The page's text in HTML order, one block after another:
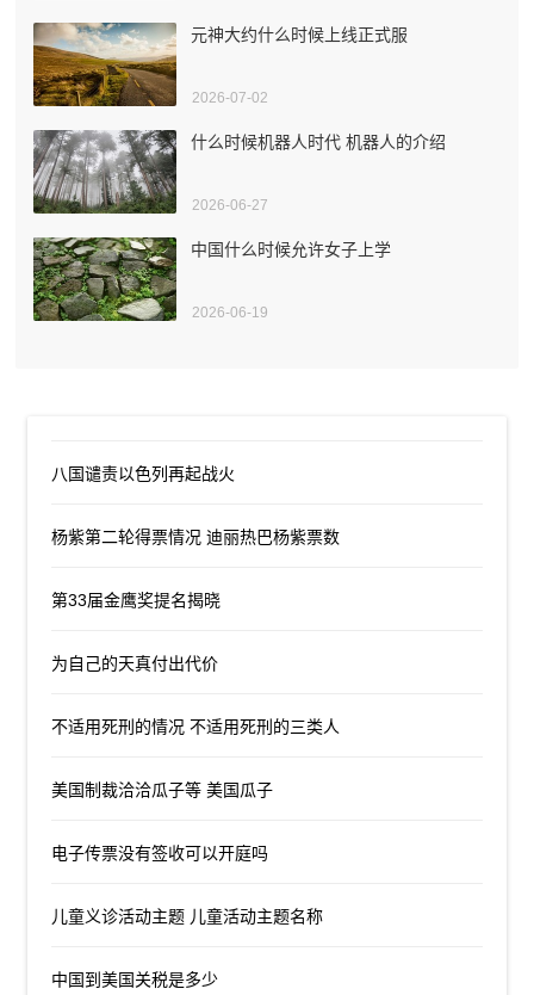
元神大约什么时候上线正式服
2026-07-02
什么时候机器人时代 机器人的介绍
2026-06-27
中国什么时候允许女子上学
2026-06-19
八国谴责以色列再起战火
杨紫第二轮得票情况 迪丽热巴杨紫票数
第33届金鹰奖提名揭晓
为自己的天真付出代价
不适用死刑的情况 不适用死刑的三类人
美国制裁洽洽瓜子等 美国瓜子
电子传票没有签收可以开庭吗
儿童义诊活动主题 儿童活动主题名称
中国到美国关税是多少